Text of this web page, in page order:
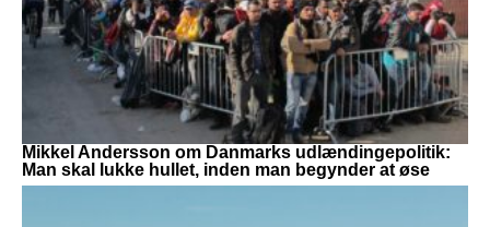
Mikkel Andersson om Danmarks udlændingepolitik:
Man skal lukke hullet, inden man begynder at øse